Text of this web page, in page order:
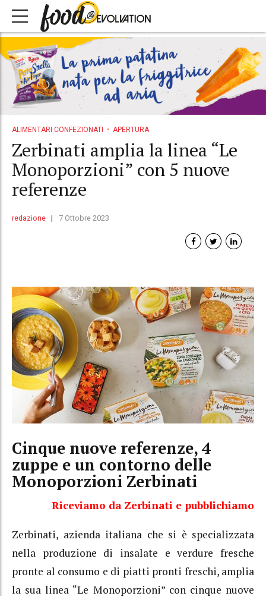
ALIMENTARI CONFEZIONATI APERTURA
Zerbinati amplia la linea “Le
Monoporzioni” con 5 nuove
referenze
redazione 7 Ottobre 2023
Cinque nuove referenze, 4
zuppe e un contorno delle
Monoporzioni Zerbinati
Riceviamo da Zerbinati e pubblichiamo
Zerbinati, azienda italiana che si è specializzata
nella produzione di insalate e verdure fresche
pronte al consumo e di piatti pronti freschi, amplia
la sua linea “Le Monoporzioni” con cinque nuove